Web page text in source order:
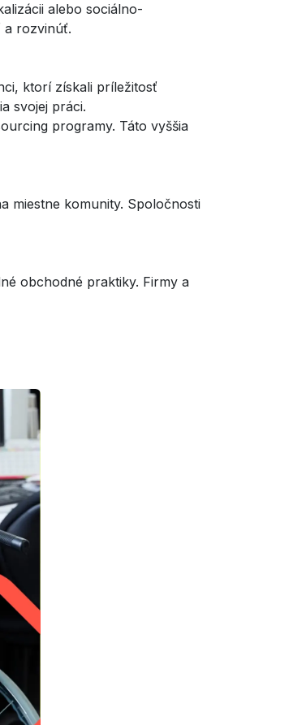
alebo sociálno-
a rozvinúť.
ktorí získali príležitosť
svojej práci.
programy. Táto vyššia
miestne komunity. Spoločnosti
obchodné praktiky. Firmy a